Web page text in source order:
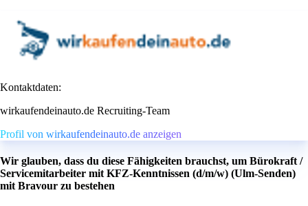
Kontaktdaten:
wirkaufendeinauto.de Recruiting-Team
Profil von wirkaufendeinauto.de anzeigen
Wir glauben, dass du diese Fähigkeiten brauchst, um Bürokraft /
Servicemitarbeiter mit KFZ-Kenntnissen (d/m/w) (Ulm-Senden)
mit Bravour zu bestehen